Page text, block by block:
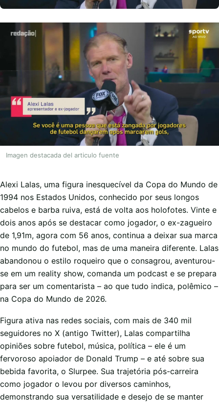
Imagen destacada del articulo fuente
Alexi Lalas, uma figura inesquecível da Copa do Mundo de
1994 nos Estados Unidos, conhecido por seus longos
cabelos e barba ruiva, está de volta aos holofotes. Vinte e
dois anos após se destacar como jogador, o ex-zagueiro
de 1,91m, agora com 56 anos, continua a deixar sua marca
no mundo do futebol, mas de uma maneira diferente. Lalas
abandonou o estilo roqueiro que o consagrou, aventurou-
se em um reality show, comanda um podcast e se prepara
para ser um comentarista – ao que tudo indica, polêmico –
na Copa do Mundo de 2026.
Figura ativa nas redes sociais, com mais de 340 mil
seguidores no X (antigo Twitter), Lalas compartilha
opiniões sobre futebol, música, política – ele é um
fervoroso apoiador de Donald Trump – e até sobre sua
bebida favorita, o Slurpee. Sua trajetória pós-carreira
como jogador o levou por diversos caminhos,
demonstrando sua versatilidade e desejo de se manter